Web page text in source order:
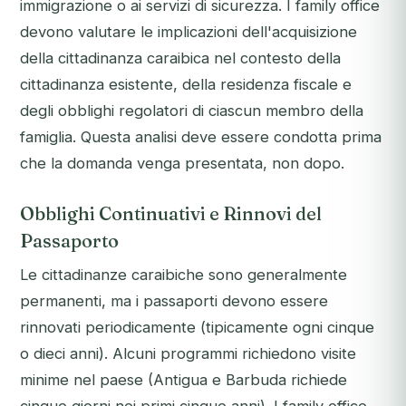
immigrazione o ai servizi di sicurezza. I family office
devono valutare le implicazioni dell'acquisizione
della cittadinanza caraibica nel contesto della
cittadinanza esistente, della residenza fiscale e
degli obblighi regolatori di ciascun membro della
famiglia. Questa analisi deve essere condotta prima
che la domanda venga presentata, non dopo.
Obblighi Continuativi e Rinnovi del
Passaporto
Le cittadinanze caraibiche sono generalmente
permanenti, ma i passaporti devono essere
rinnovati periodicamente (tipicamente ogni cinque
o dieci anni). Alcuni programmi richiedono visite
minime nel paese (Antigua e Barbuda richiede